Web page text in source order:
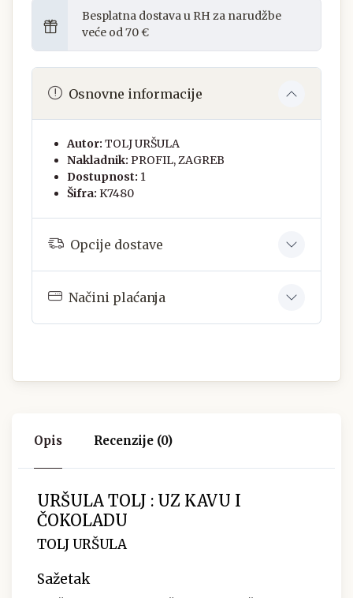
Besplatna dostava u RH za narudžbe
veće od 70 €
Osnovne informacije
Autor: TOLJ URŠULA
Nakladnik: PROFIL, ZAGREB
Dostupnost: 1
Šifra: K7480
Opcije dostave
Načini plaćanja
Opis Recenzije (0)
URŠULA TOLJ : UZ KAVU I
ČOKOLADU
TOLJ URŠULA
Sažetak